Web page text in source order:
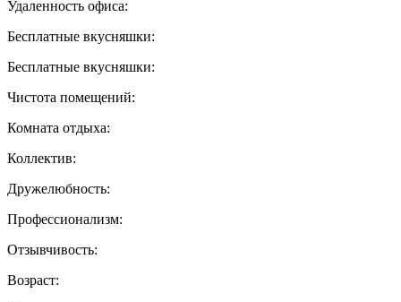
Удаленность офиса:
Бесплатные вкусняшки:
Бесплатные вкусняшки:
Чистота помещений:
Комната отдыха:
Коллектив:
Дружелюбность:
Профессионализм:
Отзывчивость:
Возраст: